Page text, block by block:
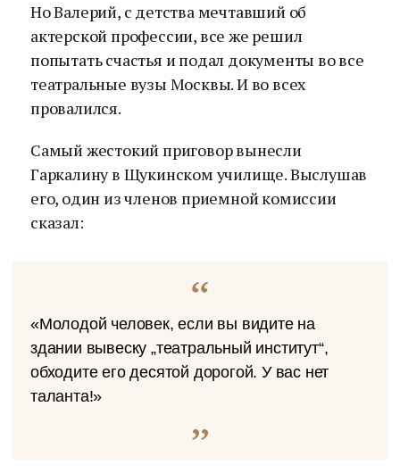
Но Валерий, с детства мечтавший об
актерской профессии, все же решил
попытать счастья и подал документы во все
театральные вузы Москвы. И во всех
провалился.
Самый жестокий приговор вынесли
Гаркалину в Щукинском училище. Выслушав
его, один из членов приемной комиссии
сказал:
«Молодой человек, если вы видите на
здании вывеску „театральный институт“,
обходите его десятой дорогой. У вас нет
таланта!»